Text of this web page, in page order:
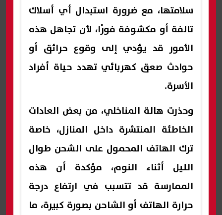
سلامتها، مع ضرورة استبدال أي أسلاك
تالفة أو مكشوفة فورًا، لأن تجاهل هذه
الأمور قد يؤدي إلى وقوع حرائق أو
حوادث صعق كهربائي تهدد حياة أفراد
الأسرة.
وحذرت هالة المناخلي، من بعض العادات
الخاطئة المنتشرة داخل المنازل، خاصة
ترك الهاتف المحمول على الشحن طوال
الليل أثناء النوم، مؤكدة أن هذه
الممارسة قد تتسبب في ارتفاع درجة
حرارة الهاتف أو الشاحن بصورة كبيرة، ما